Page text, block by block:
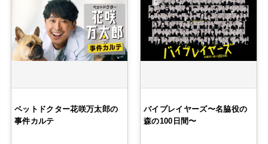
ペットドクター花咲万太郎の
事件カルテ
バイプレイヤーズ〜名脇役の
森の100日間〜